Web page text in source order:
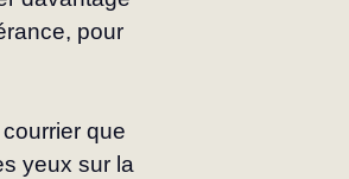
pour
que
yeux sur la